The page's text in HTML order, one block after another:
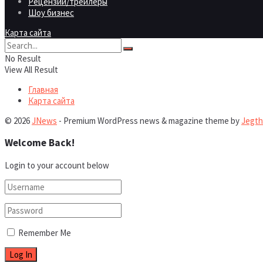
Шоу бизнес
Карта сайта
No Result
View All Result
Главная
Карта сайта
© 2026JNews - Premium WordPress news & magazine theme by
Welcome Back!
Login to your account below
Remember Me